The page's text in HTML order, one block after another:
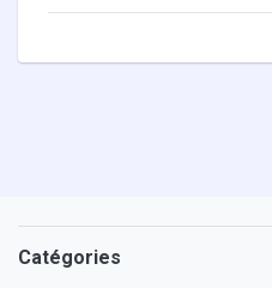
Catégories